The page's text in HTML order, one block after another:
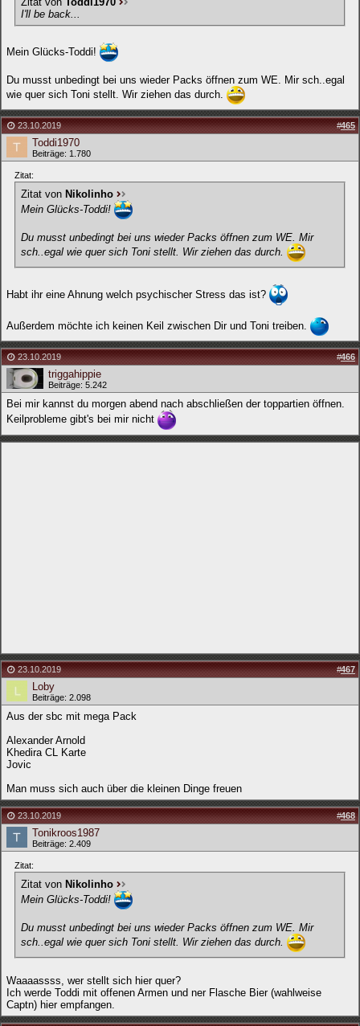
I'll be back...
Mein Glücks-Toddi!
Du musst unbedingt bei uns wieder Packs öffnen zum WE. Mir sch..egal
wie quer sich Toni stellt. Wir ziehen das durch.
23.10.2019 #465
Toddi1970
Beiträge: 1.780
Zitat:
Zitat von Nikolinho
Mein Glücks-Toddi!
Du musst unbedingt bei uns wieder Packs öffnen zum WE. Mir
sch..egal wie quer sich Toni stellt. Wir ziehen das durch.
Habt ihr eine Ahnung welch psychischer Stress das ist?
Außerdem möchte ich keinen Keil zwischen Dir und Toni treiben.
23.10.2019 #466
triggahippie
Beiträge: 5.242
Bei mir kannst du morgen abend nach abschließen der toppartien öffnen.
Keilprobleme gibt's bei mir nicht
23.10.2019 #467
Loby
Beiträge: 2.098
Aus der sbc mit mega Pack
Alexander Arnold
Khedira CL Karte
Jovic
Man muss sich auch über die kleinen Dinge freuen
23.10.2019 #468
Tonikroos1987
Beiträge: 2.409
Zitat:
Zitat von Nikolinho
Mein Glücks-Toddi!
Du musst unbedingt bei uns wieder Packs öffnen zum WE. Mir
sch..egal wie quer sich Toni stellt. Wir ziehen das durch.
Waaaassss, wer stellt sich hier quer?
Ich werde Toddi mit offenen Armen und ner Flasche Bier (wahlweise
Captn) hier empfangen.